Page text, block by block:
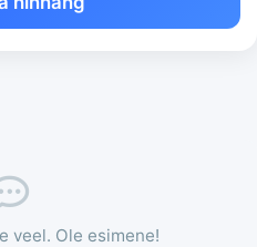
veel. Ole esimene!